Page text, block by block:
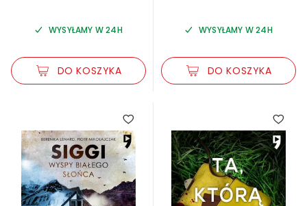
WYSYŁAMY W 24H
DO KOSZYKA
WYSYŁAMY W 24H
DO KOSZYKA